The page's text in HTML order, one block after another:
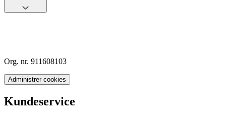
Org. nr. 911608103
Administrer cookies
Kundeservice